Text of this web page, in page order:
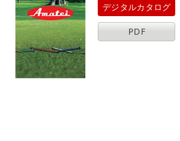
デジタルカタログ
PDF